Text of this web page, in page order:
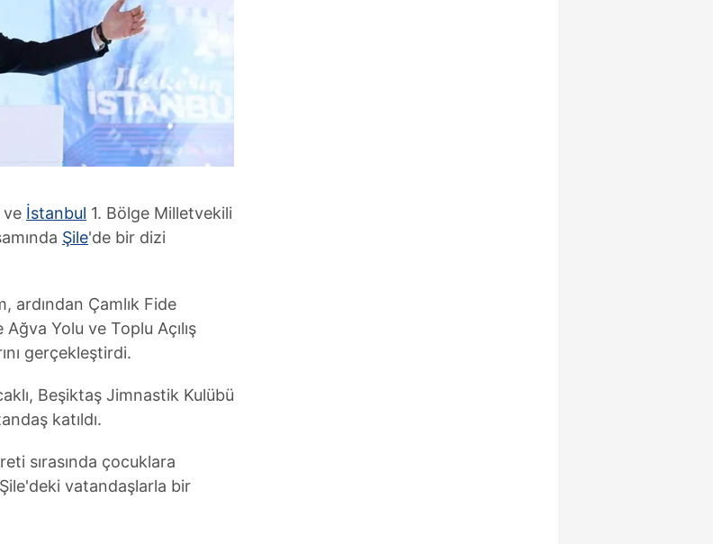
ve İstanbul 1. Bölge Milletvekili
Şile'de bir dizi
ardından Çamlık Fide
Yolu ve Toplu Açılış
gerçekleştirdi.
Beşiktaş Jimnastik Kulübü
katıldı.
sırasında çocuklara
vatandaşlarla bir